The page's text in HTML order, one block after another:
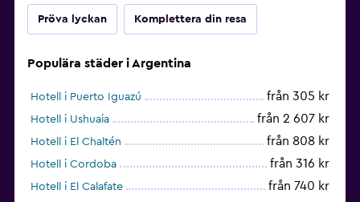
Pröva lyckan Komplettera din resa
Populära städer i Argentina
Hotell i Puerto Iguazú från 305 kr
Hotell i Ushuaia från 2 607 kr
Hotell i El Chaltén från 808 kr
Hotell i Cordoba från 316 kr
Hotell i El Calafate från 740 kr